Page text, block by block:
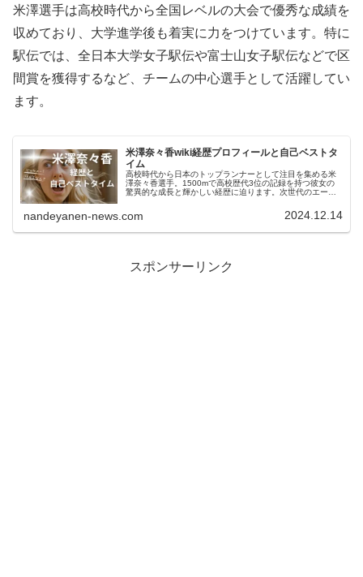
米澤選手は高校時代から全国レベルの大会で優秀な成績を
収めており、大学進学後も着実に力をつけています。特に
駅伝では、全日本大学女子駅伝や富士山女子駅伝などで区
間賞を獲得するなど、チームの中心選手として活躍してい
ます。
米澤奈々香wiki経歴プロフィールと自己ベストタ
イム
高校時代から日本のトップランナーとして注目を集める米
澤奈々香選手。1500mで高校歴代3位の記録を持つ彼女の
驚異的な成長と輝かしい経歴に迫ります。次世代のエース
nandeyanen-news.com 2024.12.14
スポンサーリンク